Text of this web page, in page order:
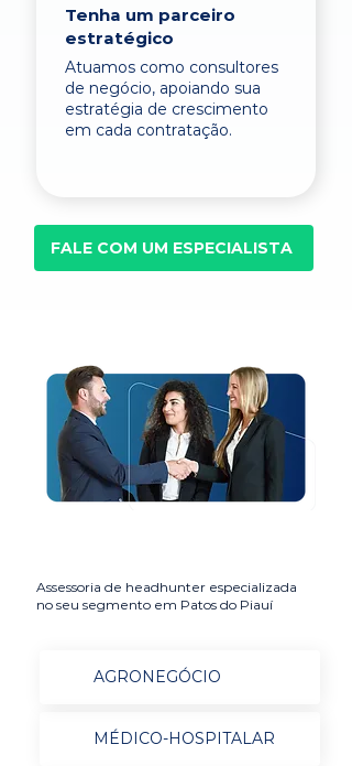
Tenha um parceiro
estratégico
Atuamos como consultores
de negócio, apoiando sua
estratégia de crescimento
em cada contratação.
FALE COM UM ESPECIALISTA
Assessoria de headhunter especializada
no seu segmento em Patos do Piauí
AGRONEGÓCIO
MÉDICO-HOSPITALAR